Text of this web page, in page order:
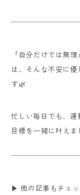
「自分だけでは無
は、そんな不安に優
す🌿
忙しい毎日でも、運
目標を一緒に叶えま
▶ 他の記事もチェッ